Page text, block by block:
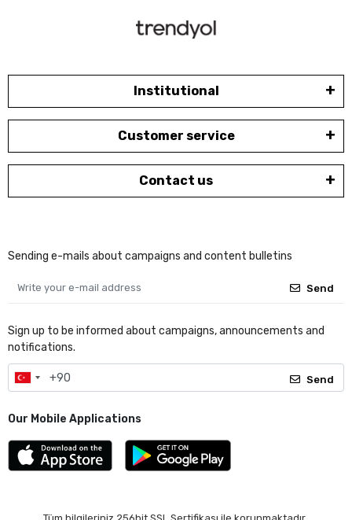
Institutional
Customer service
Contact us
Sending e-mails about campaigns and content bulletins
Send
Sign up to be informed about campaigns, announcements and
notifications.
Send
Our Mobile Applications